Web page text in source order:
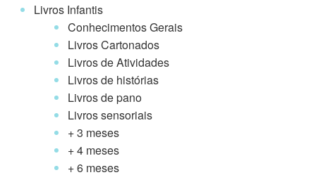
Livros Infantis
Conhecimentos Gerais
Livros Cartonados
Livros de Atividades
Livros de histórias
Livros de pano
Livros sensoriais
+ 3 meses
+ 4 meses
+ 6 meses